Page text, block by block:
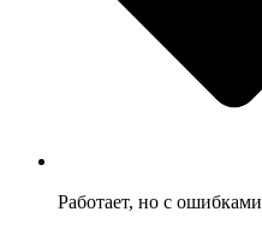
Работает, но с ошибками